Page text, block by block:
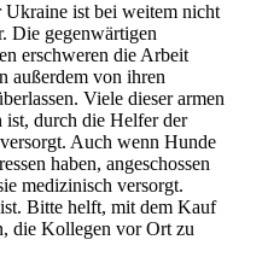
ist bei weitem nicht
Die gegenwärtigen
erschweren die Arbeit
außerdem von ihren
Viele dieser armen
ist, durch die Helfer der
Auch wenn Hunde
haben, angeschossen
medizinisch versorgt.
Bitte helft, mit dem Kauf
die Kollegen vor Ort zu